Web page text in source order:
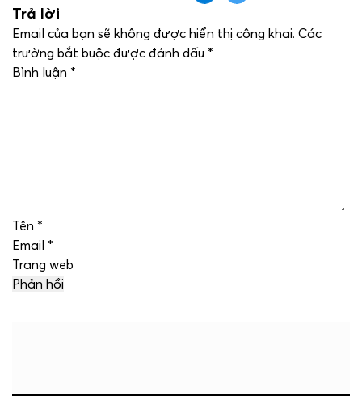
Trả lời
Email của bạn sẽ không được hiển thị công khai. Các
trường bắt buộc được đánh dấu *
Bình luận *
Tên *
Email *
Trang web